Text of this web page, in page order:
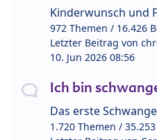
Kinderwunsch und
972 Themen / 16.426
Letzter Beitrag von
10. Jun 2026 08:56
Ich bin
Das erste
1.720 Themen /